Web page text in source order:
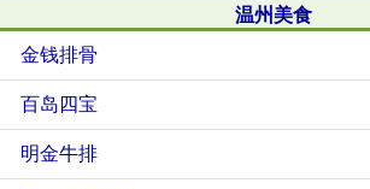
温州美食
金钱排骨
百岛四宝
明金牛排